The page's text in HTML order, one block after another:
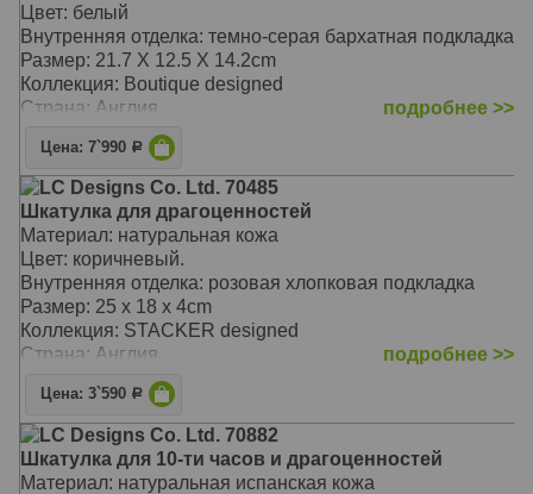
Цвет: белый
Внутренняя отделка: темно-серая бархатная подкладка
Размер: 21.7 X 12.5 X 14.2cm
Коллекция: Boutique designed
Страна: Англия
подробнее >>
Цена: 7`990 Р
LC Designs Co. Ltd. 70485
Шкатулка для драгоценностей
Материал: натуральная кожа
Цвет: коричневый.
Внутренняя отделка: розовая хлопковая подкладка
Размер: 25 x 18 x 4cm
Коллекция: STACKER designed
Страна: Англия
подробнее >>
Цена: 3`590 Р
LC Designs Co. Ltd. 70882
Шкатулка для 10-ти часов и драгоценностей
Материал: натуральная испанская кожа